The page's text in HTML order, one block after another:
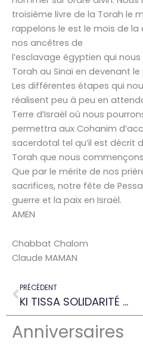
troisième livre de la Torah le
rappelons le est le mois de la
nos ancêtres de
l’esclavage égyptien qui
Torah au Sinaï en devenant
Les différentes étapes qui
réalisent peu à peu en
Terre d’Israël où nous
permettra aux Cohanim
sacerdotal tel qu’il est décrit
Torah que nous
Que par le mérite de nos
sacrifices, notre fête de
guerre et la paix en Israël.
AMEN
Chabbat Chalom
Claude MAMAN
Précédent
PRÉCÉDENT
KI TISSA SOLIDARITÉ & PARDON
Anniversaires